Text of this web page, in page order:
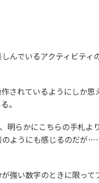
んでいるアクティビティ
されているようにしか思
。
明らかにこちらの手札よ
ようにも感じるのだが
強い数字のときに限って